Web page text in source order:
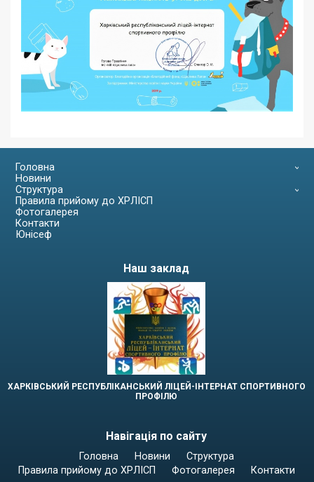
Головна
Новини
Структура
Правила прийому до ХРЛІСП
Фотогалерея
Контакти
Юнісеф
Наш заклад
ХАРКІВСЬКИЙ РЕСПУБЛІКАНСЬКИЙ ЛІЦЕЙ-ІНТЕРНАТ СПОРТИВНОГО
ПРОФІЛЮ
Навігація по сайту
Головна Новини
Структура
Правила прийому до ХРЛІСП
Фотогалерея Контакти